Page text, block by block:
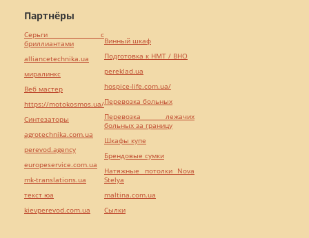
Партнёры
Серьги с
бриллиантами
alliancetechnika.ua
миралинкс
Веб мастер
https://motokosmos.ua/
Синтезаторы
agrotechnika.com.ua
perevod.agency
europeservice.com.ua
mk-translations.ua
текст юа
kievperevod.com.ua
Винный шкаф
Подготовка к НМТ / ВНО
pereklad.ua
hospice-life.com.ua/
Перевозка больных
Перевозка лежачих
больных за границу
Шкафы купе
Брендовые сумки
Натяжные потолки Nova
Stelya
maltina.com.ua
Cылки